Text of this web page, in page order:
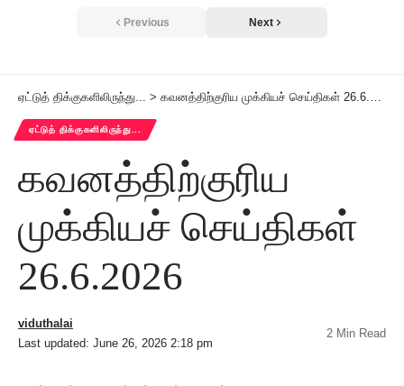
Previous Next
ஏட்டுத் திக்குகளிலிருந்து... > கவனத்திற்குரிய முக்கியச் செய்திகள் 26.6.2026
ஏட்டுத் திக்குகளிலிருந்து...
கவனத்திற்குரிய
முக்கியச் செய்திகள்
26.6.2026
Last updated: June 26, 2026 2:18 pm
viduthalai
2 Min Read